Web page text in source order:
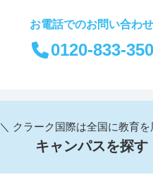
お電話でのお問い合わせ
0120-833-350
＼ クラーク国際は全国に教育を
キャンパスを探す